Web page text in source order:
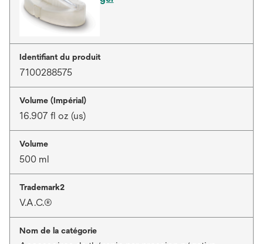
Identifiant du produit
7100288575
Volume (Impérial)
16.907 fl oz (us)
Volume
500 ml
Trademark2
V.A.C.®
Nom de la catégorie